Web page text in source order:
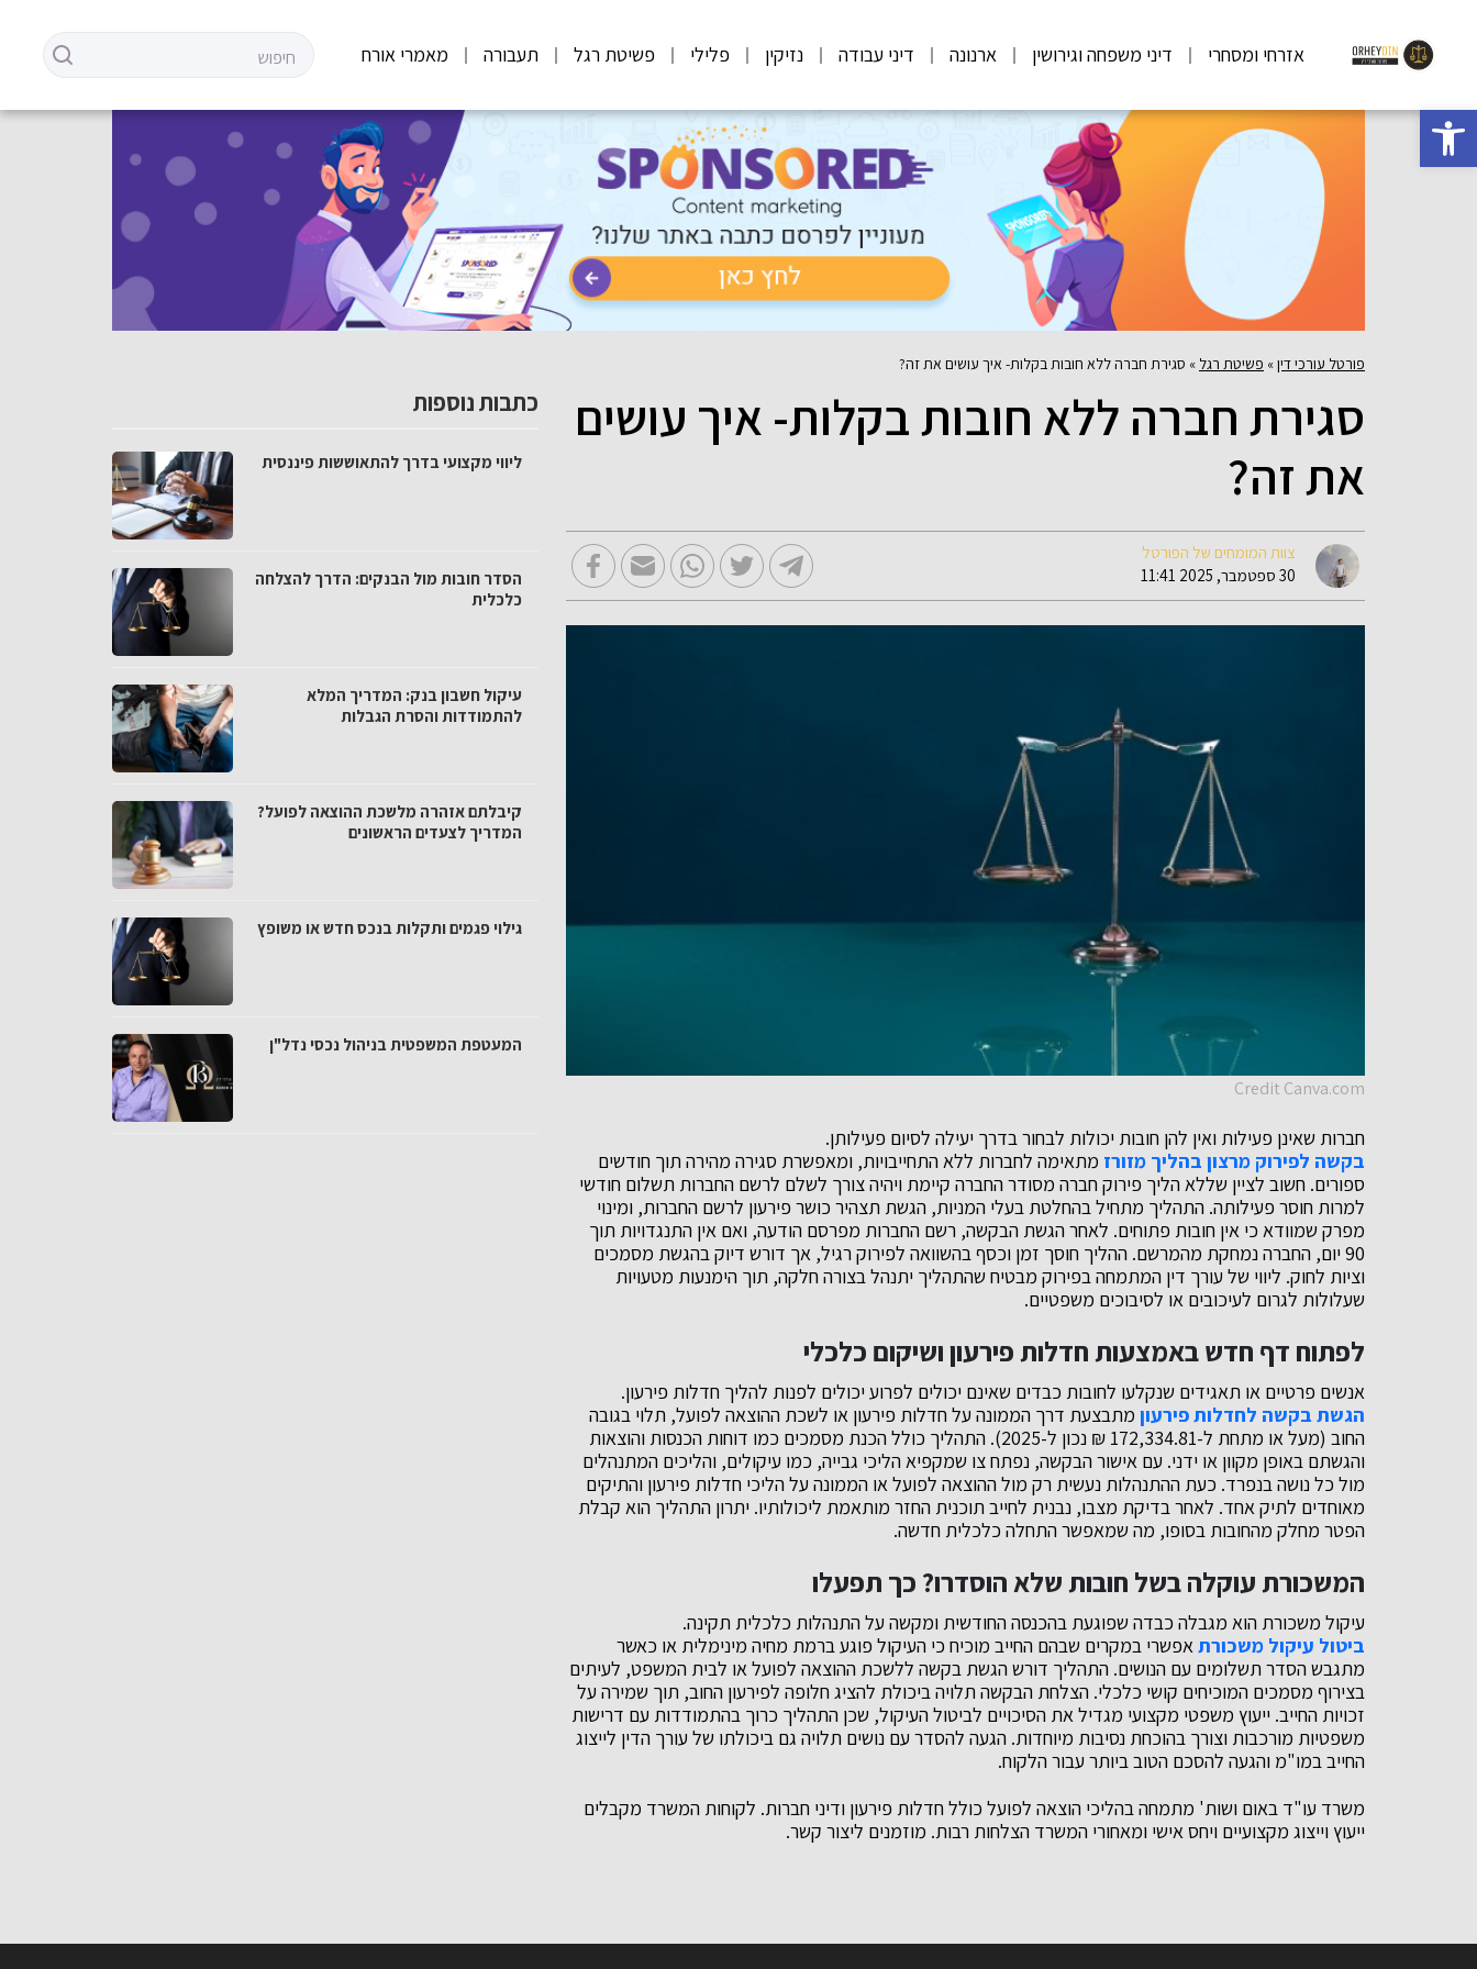
פתח סרגל נגישות
אזרחי ומסחרי דיני משפחה וגירושין ארנונה דיני עבודה נזיקין פלילי פשיטת רגל תעבורה מאמרי אורח
פורטל עורכי דין» פשיטת רגל » סגירת חברה ללא חובות בקלות- איך עושים את זה?
סגירת חברה ללא חובות בקלות- איך עושים
את זה?
צוות המומחים של הפורטל
30 ספטמבר, 2025 11:41
Credit Canva.com
חברות שאינן פעילות ואין להן חובות יכולות לבחור בדרך יעילה לסיום פעילותן.
בקשה לפירוק מרצון בהליך מזורז מתאימה לחברות ללא התחייבויות, ומאפשרת סגירה מהירה תוך חודשים
ספורים. חשוב לציין שללא הליך פירוק חברה מסודר החברה קיימת ויהיה צורך לשלם לרשם החברות תשלום חודשי
למרות חוסר פעילותה. התהליך מתחיל בהחלטת בעלי המניות, הגשת תצהיר כושר פירעון לרשם החברות, ומינוי
מפרק שמוודא כי אין חובות פתוחים. לאחר הגשת הבקשה, רשם החברות מפרסם הודעה, ואם אין התנגדויות תוך
90 יום, החברה נמחקת מהמרשם. ההליך חוסך זמן וכסף בהשוואה לפירוק רגיל, אך דורש דיוק בהגשת מסמכים
וציות לחוק. ליווי של עורך דין המתמחה בפירוק מבטיח שהתהליך יתנהל בצורה חלקה, תוך הימנעות מטעויות
שעלולות לגרום לעיכובים או לסיבוכים משפטיים.
לפתוח דף חדש באמצעות חדלות פירעון ושיקום כלכלי
אנשים פרטיים או תאגידים שנקלעו לחובות כבדים שאינם יכולים לפרוע יכולים לפנות להליך חדלות פירעון.
הגשת בקשה לחדלות פירעון מתבצעת דרך הממונה על חדלות פירעון או לשכת ההוצאה לפועל, תלוי בגובה
החוב (מעל או מתחת ל-172,334.81 ₪ נכון ל-2025). התהליך כולל הכנת מסמכים כמו דוחות הכנסות והוצאות
והגשתם באופן מקוון או ידני. עם אישור הבקשה, נפתח צו שמקפיא הליכי גבייה, כמו עיקולים, והליכים המתנהלים
מול כל נושה בנפרד. כעת ההתנהלות נעשית רק מול ההוצאה לפועל או הממונה על הליכי חדלות פירעון והתיקים
מאוחדים לתיק אחד. לאחר בדיקת מצבו, נבנית לחייב תוכנית החזר מותאמת ליכולותיו. יתרון התהליך הוא קבלת
הפטר מחלק מהחובות בסופו, מה שמאפשר התחלה כלכלית חדשה.
המשכורת עוקלה בשל חובות שלא הוסדרו? כך תפעלו
עיקול משכורת הוא מגבלה כבדה שפוגעת בהכנסה החודשית ומקשה על התנהלות כלכלית תקינה.
ביטול עיקול משכורתאפשרי במקרים שבהם החייב מוכיח כי העיקול פוגע ברמת מחיה מינימלית או כאשר
מתגבש הסדר תשלומים עם הנושים. התהליך דורש הגשת בקשה ללשכת ההוצאה לפועל או לבית המשפט, לעיתים
בצירוף מסמכים המוכיחים קושי כלכלי. הצלחת הבקשה תלויה ביכולת להציג חלופה לפירעון החוב, תוך שמירה על
זכויות החייב. ייעוץ משפטי מקצועי מגדיל את הסיכויים לביטול העיקול, שכן התהליך כרוך בהתמודדות עם דרישות
משפטיות מורכבות וצורך בהוכחת נסיבות מיוחדות. הגעה להסדר עם נושים תלויה גם ביכולתו של עורך הדין לייצוג
החייב במו"מ והגעה להסכם הטוב ביותר עבור הלקוח.
משרד עו"ד באום ושות' מתמחה בהליכי הוצאה לפועל כולל חדלות פירעון ודיני חברות. לקוחות המשרד מקבלים
ייעוץ וייצוג מקצועיים ויחס אישי ומאחורי המשרד הצלחות רבות. מוזמנים ליצור קשר.
כתבות נוספות
ליווי מקצועי בדרך להתאוששות פיננסית
הסדר חובות מול הבנקים: הדרך להצלחה
כלכלית
עיקול חשבון בנק: המדריך המלא
להתמודדות והסרת הגבלות
קיבלתם אזהרה מלשכת ההוצאה לפועל?
המדריך לצעדים הראשונים
גילוי פגמים ותקלות בנכס חדש או משופץ
המעטפת המשפטית בניהול נכסי נדל"ן